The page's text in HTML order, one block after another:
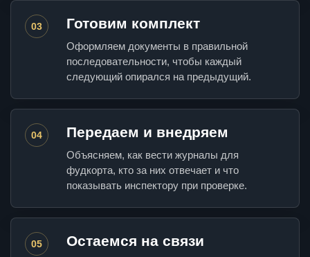
03 Готовим комплект
Оформляем документы в правильной
последовательности, чтобы каждый
следующий опирался на предыдущий.
04 Передаем и внедряем
Объясняем, как вести журналы для
фудкорта, кто за них отвечает и что
показывать инспектору при проверке.
05 Остаемся на связи